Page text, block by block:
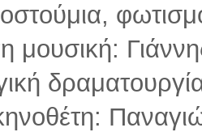
μουσική: